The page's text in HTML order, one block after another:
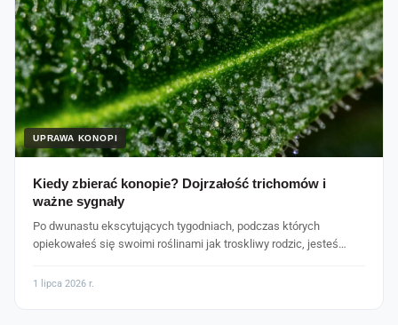
UPRAWA KONOPI
Kiedy zbierać konopie? Dojrzałość trichomów i
ważne sygnały
Po dwunastu ekscytujących tygodniach, podczas których
opiekowałeś się swoimi roślinami jak troskliwy rodzic, jesteś…
1 lipca 2026 r.